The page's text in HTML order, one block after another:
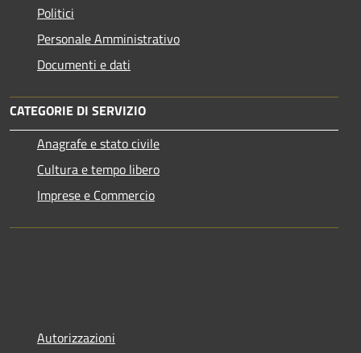
Politici
Personale Amministrativo
Documenti e dati
CATEGORIE DI SERVIZIO
Anagrafe e stato civile
Cultura e tempo libero
Imprese e Commercio
Autorizzazioni